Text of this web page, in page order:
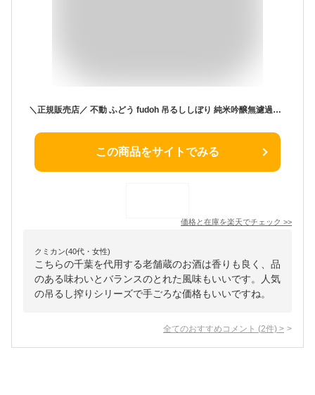
＼正規販売店／ 不動 ふどう fudoh 吊るししぼり 純米吟醸無濾過生原酒 720ml 日本酒 お酒 酒 SAKE 千葉県 鍋店株式会社 美好屋酒店 有名 人気 飲みやすい ギフト プレゼント お祝い 贈り物 誕生日 退職祝い 結婚祝い 還暦祝い 内祝い 手土産
この商品をサイトでみる
価格と在庫を楽天でチェック >>
クミカン(40代・女性)
こちらの千葉を代用する老舗蔵のお酒は香りも良く、品
のある味わいとバランスのとれた風味もいいです。人気
の吊るし搾りシリーズで手ごろな価格もいいですね。
全てのおすすめコメント (2件) >